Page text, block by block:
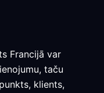
Francijā var
taču
klients,